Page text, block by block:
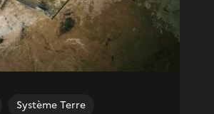
Système Terre